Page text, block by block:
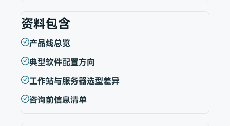
资料包含
产品线总览
典型软件配置方向
工作站与服务器选型差异
咨询前信息清单